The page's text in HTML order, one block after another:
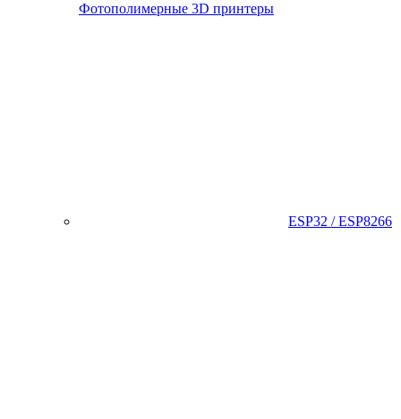
Фотополимерные 3D принтеры
ESP32 / ESP8266